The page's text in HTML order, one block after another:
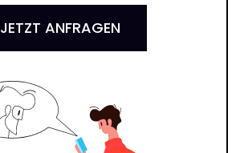
JETZT ANFRAGEN